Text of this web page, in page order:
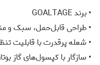
• برند GOALTAGE
• طراحی قابل‌حمل، سبک و
• شعله پرقدرت با قابلیت
• سازگار با کپسول‌های گاز